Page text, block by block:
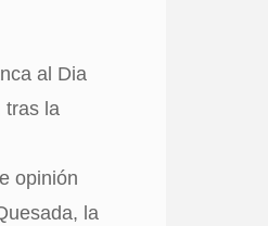
al Dia
tras la
opinión
la